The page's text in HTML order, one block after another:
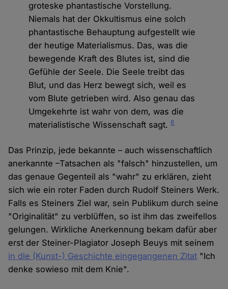
groteske phantastische Vorstellung.
Niemals hat der Okkultismus eine solch
phantastische Behauptung aufgestellt wie
der heutige Materialismus. Das, was die
bewegende Kraft des Blutes ist, sind die
Gefühle der Seele. Die Seele treibt das
Blut, und das Herz bewegt sich, weil es
vom Blute getrieben wird. Also genau das
Umgekehrte ist wahr von dem, was die
materialistische Wissenschaft sagt.6
Das Prinzip, jede bekannte – auch wissenschaftlich
anerkannte –Tatsachen als "falsch" hinzustellen, um
das genaue Gegenteil als "wahr" zu erklären, zieht
sich wie ein roter Faden durch Rudolf Steiners Werk.
Falls es Steiners Ziel war, sein Publikum durch seine
"Originalität" zu verblüffen, so ist ihm das zweifellos
gelungen. Wirkliche Anerkennung bekam dafür aber
erst der Steiner-Plagiator Joseph Beuys mit seinem
in die (Kunst-) Geschichte eingegangenen Zitat "Ich
denke sowieso mit dem Knie".